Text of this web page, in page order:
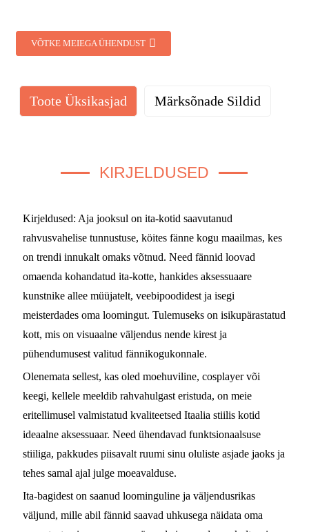
VÕTKE MEIEGA ÜHENDUST
Toote Üksikasjad Märksõnade Sildid
KIRJELDUSED
Kirjeldused: Aja jooksul on ita-kotid saavutanud
rahvusvahelise tunnustuse, köites fänne kogu maailmas, kes
on trendi innukalt omaks võtnud. Need fännid loovad
omaenda kohandatud ita-kotte, hankides aksessuaare
kunstnike allee müüjatelt, veebipoodidest ja isegi
meisterdades oma loomingut. Tulemuseks on isikupärastatud
kott, mis on visuaalne väljendus nende kirest ja
pühendumusest valitud fännikogukonnale.
Olenemata sellest, kas oled moehuviline, cosplayer või
keegi, kellele meeldib rahvahulgast eristuda, on meie
eritellimusel valmistatud kvaliteetsed Itaalia stiilis kotid
ideaalne aksessuaar. Need ühendavad funktsionaalsuse
stiiliga, pakkudes piisavalt ruumi sinu oluliste asjade jaoks ja
tehes samal ajal julge moeavalduse.
Ita-bagidest on saanud loominguline ja väljendusrikas
väljund, mille abil fännid saavad uhkusega näidata oma